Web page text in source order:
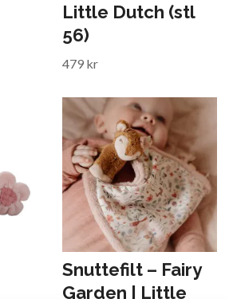
Little Dutch (stl
56)
479 kr
Snuttefilt – Fairy
Garden | Little